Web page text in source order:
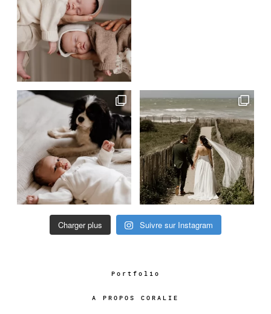
Charger plus Suivre sur Instagram
Portfolio
A PROPOS CORALIE